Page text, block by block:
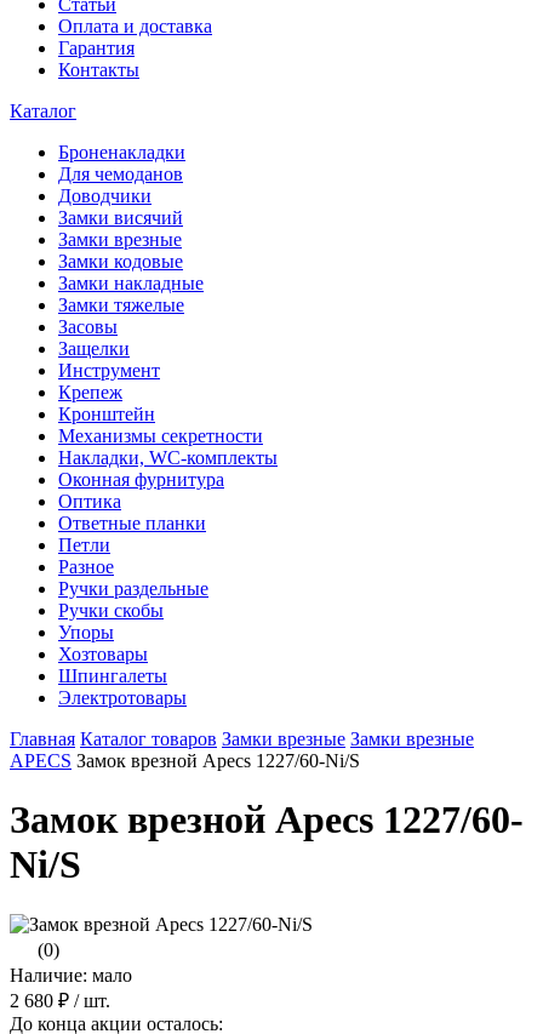
Статьи
Оплата и доставка
Гарантия
Контакты
Каталог
Броненакладки
Для чемоданов
Доводчики
Замки висячий
Замки врезные
Замки кодовые
Замки накладные
Замки тяжелые
Засовы
Защелки
Инструмент
Крепеж
Кронштейн
Механизмы секретности
Накладки, WC-комплекты
Оконная фурнитура
Оптика
Ответные планки
Петли
Разное
Ручки раздельные
Ручки скобы
Упоры
Хозтовары
Шпингалеты
Электротовары
Главная Каталог товаров Замки врезные Замки врезные
APECS Замок врезной Apecs 1227/60-Ni/S
Замок врезной Apecs 1227/60-
Ni/S
(0)
Наличие: мало
2 680 ₽ / шт.
До конца акции осталось: